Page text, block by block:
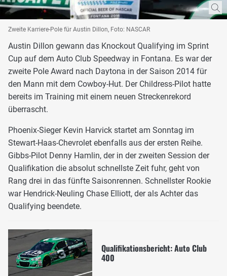
Zweite Karriere-Pole für Austin Dillon, Foto: NASCAR
Austin Dillon gewann das Knockout Qualifying im Sprint
Cup auf dem Auto Club Speedway in Fontana. Es war der
zweite Pole Award nach Daytona in der Saison 2014 für
den Mann mit dem Cowboy-Hut. Der Childress-Pilot hatte
bereits im Training mit einem neuen Streckenrekord
überrascht.
Phoenix-Sieger Kevin Harvick startet am Sonntag im
Stewart-Haas-Chevrolet ebenfalls aus der ersten Reihe.
Gibbs-Pilot Denny Hamlin, der in der zweiten Session der
Qualifikation die absolut schnellste Zeit fuhr, geht von
Rang drei in das fünfte Saisonrennen. Schnellster Rookie
war Hendrick-Neuling Chase Elliott, der als Achter das
Qualifying beendete.
Qualifikationsbericht: Auto Club
400